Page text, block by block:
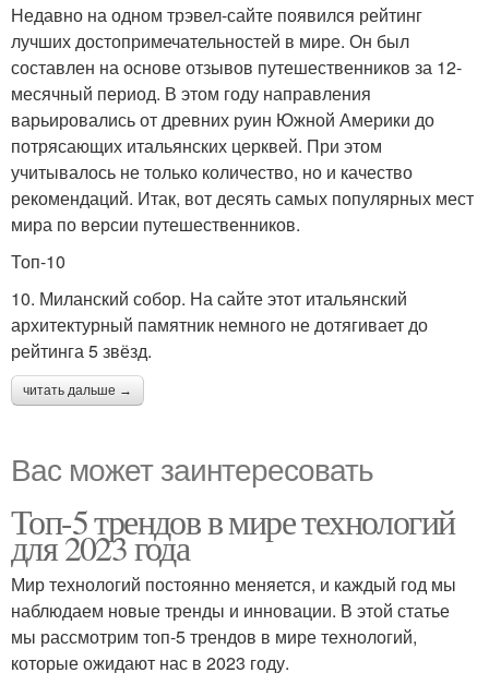
Недавно на одном трэвел-сайте появился рейтинг
лучших достопримечательностей в мире. Он был
составлен на основе отзывов путешественников за 12-
месячный период. В этом году направления
варьировались от древних руин Южной Америки до
потрясающих итальянских церквей. При этом
учитывалось не только количество, но и качество
рекомендаций. Итак, вот десять самых популярных мест
мира по версии путешественников.
Топ-10
10. Миланский собор. На сайте этот итальянский
архитектурный памятник немного не дотягивает до
рейтинга 5 звёзд.
читать дальше →
Вас может заинтересовать
Топ-5 трендов в мире технологий
для 2023 года
Мир технологий постоянно меняется, и каждый год мы
наблюдаем новые тренды и инновации. В этой статье
мы рассмотрим топ-5 трендов в мире технологий,
которые ожидают нас в 2023 году.